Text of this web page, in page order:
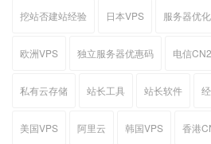
挖站否建站经验 日本VPS 服务器优化
欧洲VPS 独立服务器优惠码 电信CN2
私有云存储 站长工具 站长软件
美国VPS 阿里云 韩国VPS 香港